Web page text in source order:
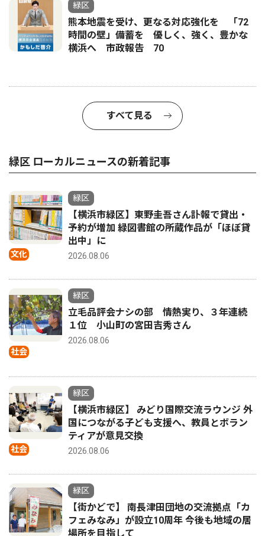
緑区
熊本地震を受け、更なる対応強化を 「72
時間の壁」備蓄を 優しく、強く、豊かな
横浜へ 市政報告 70
すべて見る
緑区 ローカルニュースの新着記事
文化
緑区
【横浜市緑区】東野圭吾さん訃報で貸出・
予約が増加 緑図書館の所蔵作品が「ほぼ貸
出中」に
2026.08.06
社会
緑区
立毛品評会ナシの部 情熱実り、３年連続
１位 小山町の宮田吉秀さん
2026.08.06
社会
緑区
【横浜市緑区】 みどり国際交流ラウンジ 外
国につながる子ども支援へ、教員とボラン
ティアが意見交換
2026.08.06
緑区
【街かどで】 南長津田団地の交流拠点「カ
フェみなみ」が設立10周年 今後も地域の居
場所を目指して